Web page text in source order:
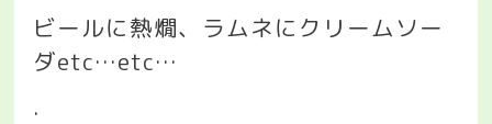
ビールに熱燗、ラムネにクリームソー
ダetc…etc…
.